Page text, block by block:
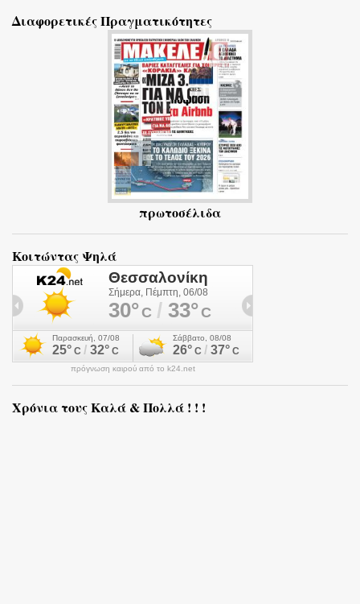
λ
Διαφορετικές Πραγματικότητες
πρωτοσέλιδα
Κοιτώντας Ψηλά
πρόγνωση καιρού από το k24.net
Χρόνια τους Καλά & Πολλά ! ! !